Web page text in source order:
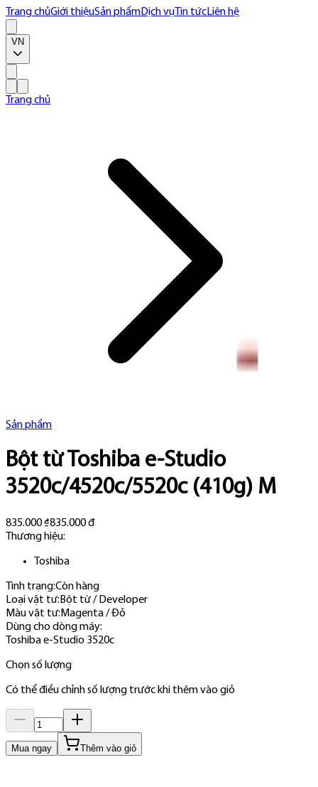
Trang chủGiới thiệuSản phẩmDịch vụ Tin tứcLiên hệ
VN
Trang chủ
Sản phẩm
Bột từ Toshiba e-Studio
3520c/4520c/5520c (410g) M
835.000 ₫835.000 đ
Thương hiệu:
Toshiba
Tình trạng:Còn hàng
Loại vật tư: Bột từ / Developer
Màu vật tư: Magenta / Đỏ
Dùng cho dòng máy:
Toshiba e-Studio 3520c
Chọn số lượng
Có thể điều chỉnh số lượng trước khi thêm vào giỏ
Mua ngay Thêm vào giỏ